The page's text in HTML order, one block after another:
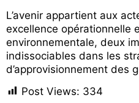
L’avenir appartient aux
excellence opérationnelle
environnementale, deux
indissociables dans les
d’approvisionnement des
Post Views: 334